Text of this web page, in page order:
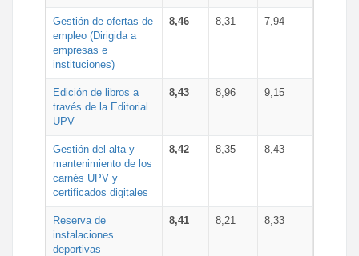
Gestión de ofertas de
empleo (Dirigida a
empresas e
instituciones)
8,46 8,31 7,94
Edición de libros a
través de la Editorial
UPV
8,43 8,96 9,15
Gestión del alta y
mantenimiento de los
carnés UPV y
certificados digitales
8,42 8,35 8,43
Reserva de
instalaciones
deportivas
8,41 8,21 8,33